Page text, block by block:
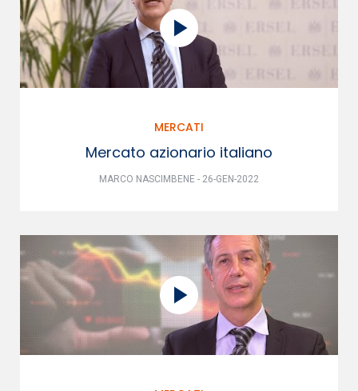
MERCATI
Mercato azionario italiano
MARCO NASCIMBENE - 26-GEN-2022